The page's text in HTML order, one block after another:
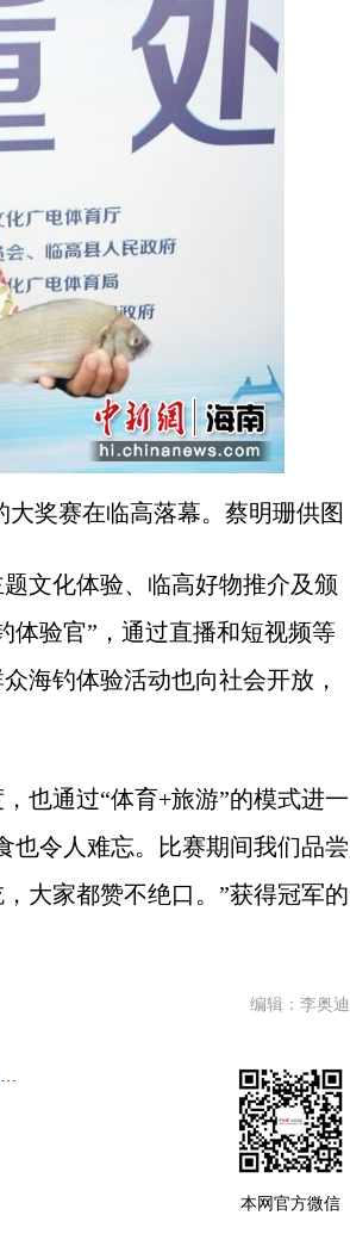
奖赛在临高落幕。蔡明珊供图
文化体验、临高好物推介及颁
体验官”，通过直播和短视频等
海钓体验活动也向社会开放，
通过“体育+旅游”的模式进一
也令人难忘。比赛期间我们品尝
大家都赞不绝口。”获得冠军的
编辑：李奥迪
海南省资规厅启动“支持重点市县挑大梁”要素保障蹲点服务专项行动
本网官方微信